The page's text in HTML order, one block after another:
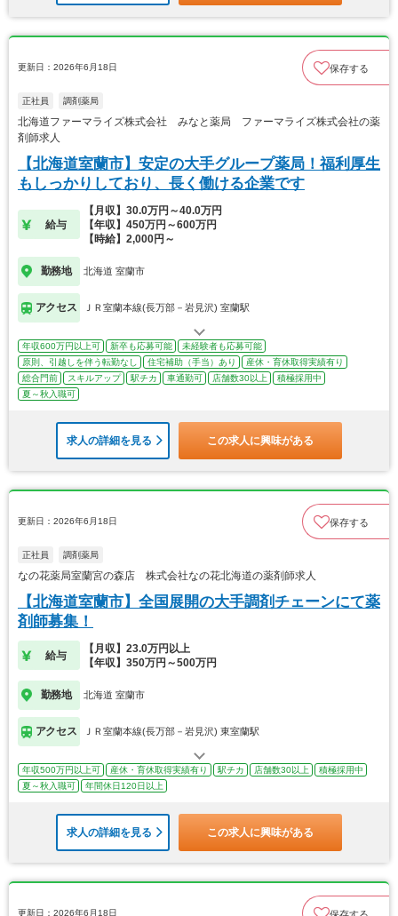
更新日：2026年6月18日 保存する
正社員 調剤薬局
北海道ファーマライズ株式会社 みなと薬局 ファーマライズ株式会社の薬
剤師求人
【北海道室蘭市】安定の大手グループ薬局！福利厚生
もしっかりしており、長く働ける企業です
給与
【月収】30.0万円～40.0万円
【年収】450万円～600万円
【時給】2,000円～
勤務地 北海道 室蘭市
アクセス ＪＲ室蘭本線(長万部－岩見沢) 室蘭駅
年収600万円以上可 新卒も応募可能
未経験者も応募可能
原則、引越しを伴う転勤なし
住宅補助（手当）あり
産休・育休取得実績有り
総合門前
スキルアップ 駅チカ 車通勤可 店舗数30以上
積極採用中
夏～秋入職可
求人の詳細を見る この求人に興味がある
更新日：2026年6月18日 保存する
正社員 調剤薬局
なの花薬局室蘭宮の森店 株式会社なの花北海道の薬剤師求人
【北海道室蘭市】全国展開の大手調剤チェーンにて薬
剤師募集！
給与
【月収】23.0万円以上
【年収】350万円～500万円
勤務地 北海道 室蘭市
アクセス ＪＲ室蘭本線(長万部－岩見沢) 東室蘭駅
年収500万円以上可 産休・育休取得実績有り 駅チカ 店舗数30以上
積極採用中
夏～秋入職可
年間休日120日以上
求人の詳細を見る この求人に興味がある
更新日：2026年6月18日 保存する